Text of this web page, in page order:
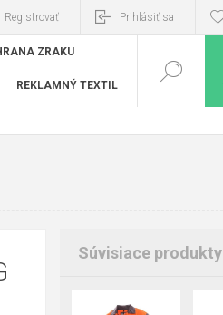
Registrovať Prihlásiť sa
ZRAKU
REKLAMNÝ TEXTIL
Súvisiace produkty
48